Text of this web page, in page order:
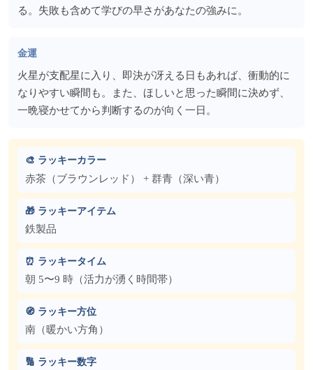
る。失敗も含めて学びの早さがあなたの強みに。
金運
火星が支配星に入り、即決が冴える日もあれば、衝動的に
なりやすい瞬間も。また、ほしいと思った瞬間に決めず、
一晩寝かせてから判断するのが向く一日。
🎨 ラッキーカラー
赤茶（ブラウンレッド） + 群青（深い青）
🎁 ラッキーアイテム
鉄製品
⏰ ラッキータイム
朝 5〜9 時（活力が湧く時間帯）
🧭 ラッキー方位
南（暖かい方角）
🔢 ラッキー数字